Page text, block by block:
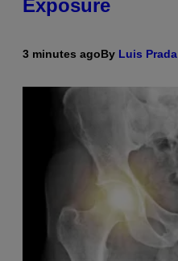
Exposure
3 minutes agoBy Luis Prada